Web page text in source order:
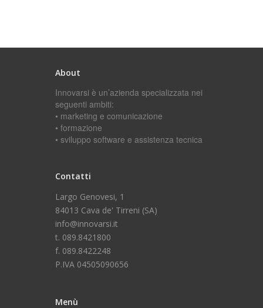
About
Innovarsi è un’azienda specializzata nei
seguenti ambiti:
• marketing e comunicazione
• formazione
• sviluppo software e assistenza tecnica
Contatti
Largo Genovesi, 1
84013 Cava de' Tirreni (SA)
info@innovarsi.it
t. 089.8421800
f. 089.8422248
P.IVA 04505090656
Menù